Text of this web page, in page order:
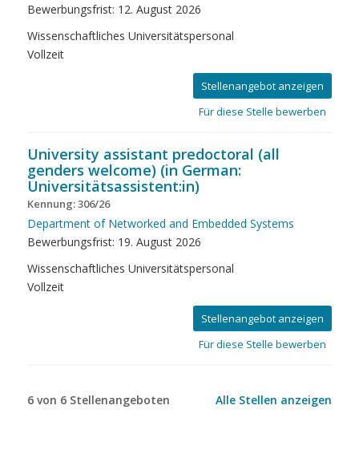
Bewerbungsfrist: 12. August 2026
Wissenschaftliches Universitätspersonal
Vollzeit
Stellenangebot anzeigen
Für diese Stelle bewerben
University assistant predoctoral (all
genders welcome) (in German:
Universitätsassistent:in)
Kennung: 306/26
Department of Networked and Embedded Systems
Bewerbungsfrist: 19. August 2026
Wissenschaftliches Universitätspersonal
Vollzeit
Stellenangebot anzeigen
Für diese Stelle bewerben
6 von 6 Stellenangeboten Alle Stellen anzeigen